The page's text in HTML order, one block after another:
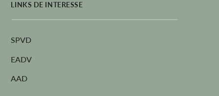
LINKS DE INTERESSE
SPVD
EADV
AAD